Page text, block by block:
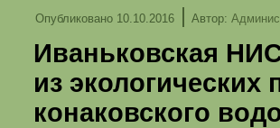
Опубликовано 10.10.2016 | Автор:
Иваньковская
из экологических
конаковского